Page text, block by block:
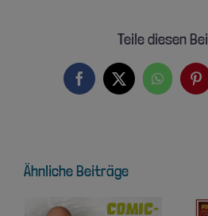
Teile diesen
Facebook
X
Ähnliche Beiträge